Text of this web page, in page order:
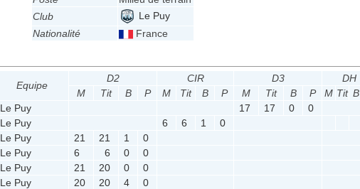
Club
Le Puy
Nationalité
France
Equipe
D2 CIR D3 DH
M
Tit B P M Tit B P M Tit B P M Tit B
Le Puy 17 17 0 0
Le Puy 6 6 1
0
Le Puy 21 21 1 0
Le Puy 6 6 0
0
Le Puy 21 20 0
0
Le Puy 20 20 4 0